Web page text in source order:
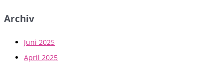
Archiv
Juni 2025
April 2025